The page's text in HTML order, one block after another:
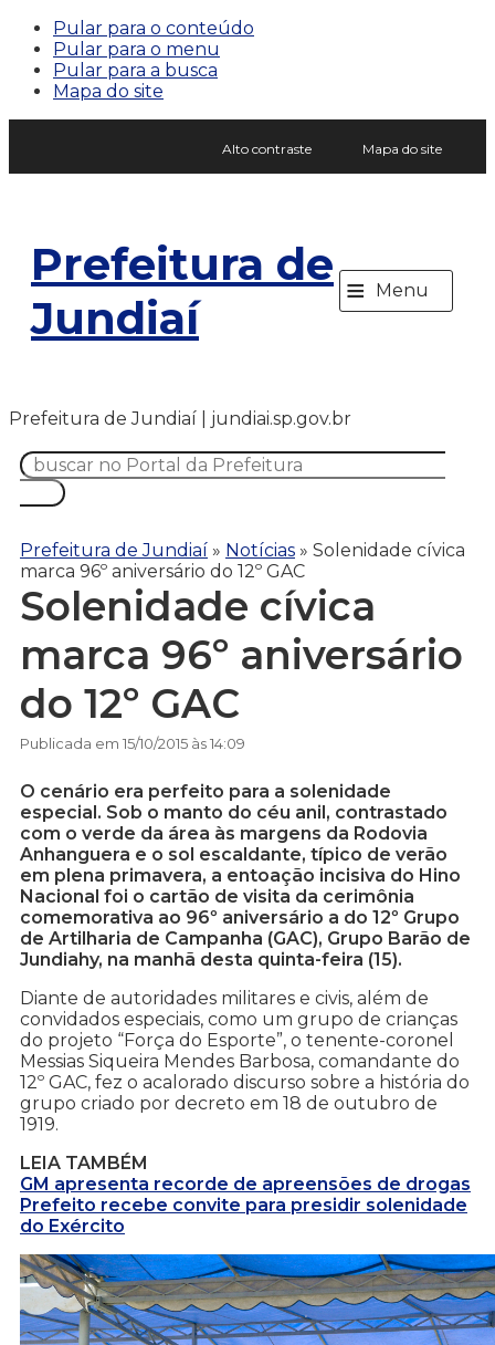
Pular para o conteúdo
Pular para o menu
Pular para a busca
Mapa do site
Alto contraste Mapa do site
Prefeitura de
Jundiaí
≡ Menu
Prefeitura de Jundiaí | jundiai.sp.gov.br
Prefeitura de Jundiaí » Notícias » Solenidade cívica
marca 96º aniversário do 12º GAC
Solenidade cívica
marca 96º aniversário
do 12º GAC
Publicada em 15/10/2015 às 14:09
O cenário era perfeito para a solenidade
especial. Sob o manto do céu anil, contrastado
com o verde da área às margens da Rodovia
Anhanguera e o sol escaldante, típico de verão
em plena primavera, a entoação incisiva do Hino
Nacional foi o cartão de visita da cerimônia
comemorativa ao 96º aniversário a do 12º Grupo
de Artilharia de Campanha (GAC), Grupo Barão de
Jundiahy, na manhã desta quinta-feira (15).
Diante de autoridades militares e civis, além de
convidados especiais, como um grupo de crianças
do projeto “Força do Esporte”, o tenente-coronel
Messias Siqueira Mendes Barbosa, comandante do
12º GAC, fez o acalorado discurso sobre a história do
grupo criado por decreto em 18 de outubro de
1919.
LEIA TAMBÉM
GM apresenta recorde de apreensões de drogas
Prefeito recebe convite para presidir solenidade
do Exército